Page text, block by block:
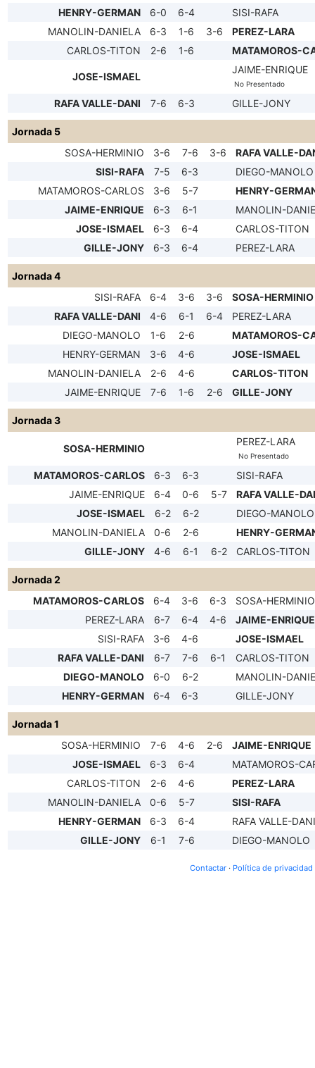
HENRY-GERMAN
6-0 6-4
SISI-RAFA
MANOLIN-DANIELA
6-3 1-6 3-6
PEREZ-LARA
CARLOS-TITON
2-6 1-6 MATAMOROS-
JOSE-ISMAEL
JAIME-ENRIQUE
No Presentado
RAFA VALLE-DANI 7-6 6-3 GILLE-JONY
Jornada 5
SOSA-HERMINIO
3-6 7-6 3-6
RAFA VALLE-
SISI-RAFA
7-5 6-3
DIEGO-MANOLO
MATAMOROS-CARLOS
3-6 5-7
HENRY-
JAIME-ENRIQUE
6-3 6-1
MANOLIN-
JOSE-ISMAEL
6-3 6-4
CARLOS-TITON
GILLE-JONY
6-3 6-4 PEREZ-LARA
Jornada 4
SISI-RAFA
6-4 3-6 3-6
SOSA-HERMINIO
RAFA VALLE-DANI
4-6 6-1 6-4
PEREZ-LARA
DIEGO-MANOLO
1-6 2-6
MATAMOROS-
HENRY-GERMAN
3-6 4-6
JOSE-ISMAEL
MANOLIN-DANIELA
2-6 4-6
CARLOS-TITON
JAIME-ENRIQUE
7-6 1-6 2-6 GILLE-JONY
Jornada 3
SOSA-HERMINIO
PEREZ-LARA
No Presentado
MATAMOROS-CARLOS 6-3 6-3
SISI-RAFA
JAIME-ENRIQUE
6-4 0-6 5-7
RAFA VALLE-
JOSE-ISMAEL
6-2 6-2
DIEGO-MANOLO
MANOLIN-DANIELA
0-6 2-6
HENRY-
GILLE-JONY
4-6 6-1 6-2 CARLOS-TITON
Jornada 2
MATAMOROS-CARLOS
6-4 3-6 6-3
SOSA-HERMINIO
PEREZ-LARA
6-7 6-4 4-6
JAIME-ENRIQUE
SISI-RAFA
3-6 4-6
JOSE-ISMAEL
RAFA VALLE-DANI
6-7 7-6 6-1
CARLOS-TITON
DIEGO-MANOLO
6-0 6-2
MANOLIN-
HENRY-GERMAN
6-4 6-3 GILLE-JONY
Jornada 1
SOSA-HERMINIO
7-6 4-6 2-6
JAIME-ENRIQUE
JOSE-ISMAEL
6-3 6-4
MATAMOROS-
CARLOS-TITON
2-6 4-6
PEREZ-LARA
MANOLIN-DANIELA
0-6 5-7
SISI-RAFA
HENRY-GERMAN
6-3 6-4
RAFA VALLE-DANI
GILLE-JONY
6-1 7-6 DIEGO-MANOLO
Contactar · Política de privacidad